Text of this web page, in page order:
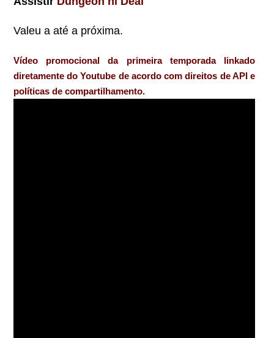
Valeu a até a próxima.
Vídeo promocional da primeira temporada linkado
diretamente do Youtube de acordo com direitos de API e
políticas de compartilhamento.